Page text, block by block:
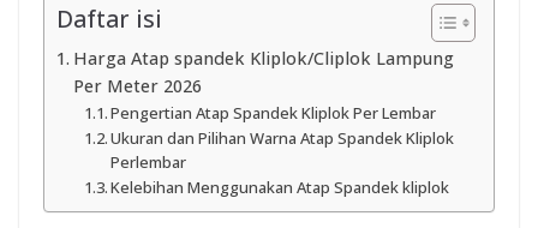
Daftar isi
Harga Atap spandek Kliplok/Cliplok Lampung
Per Meter 2026
Pengertian Atap Spandek Kliplok Per Lembar
Ukuran dan Pilihan Warna Atap Spandek Kliplok
Perlembar
Kelebihan Menggunakan Atap Spandek kliplok